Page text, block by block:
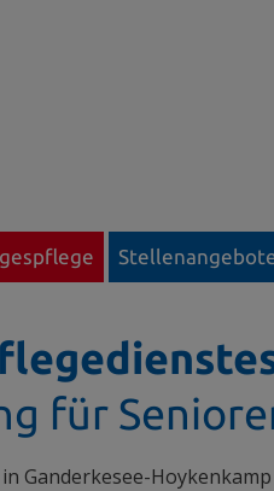
für
Ganderkesee-